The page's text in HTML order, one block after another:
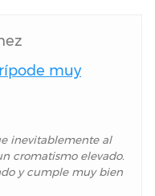
muy
inevitablemente al
cromatismo elevado.
y cumple muy bien